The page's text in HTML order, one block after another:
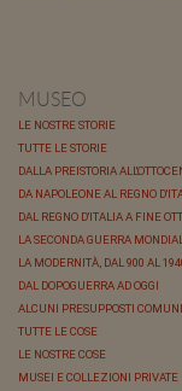
MUSEO
LE NOSTRE STORIE
TUTTE LE STORIE
DALLA PREISTORIA
DA NAPOLEONE AL REGNO
DAL REGNO D'ITALIA A FINE
LA SECONDA GUERRA
LA MODERNITÀ, DAL 900 AL
DAL DOPOGUERRA AD OGGI
ALCUNI PRESUPPOSTI COMUNI
TUTTE LE COSE
LE NOSTRE COSE
MUSEI E COLLEZIONI PRIVATE